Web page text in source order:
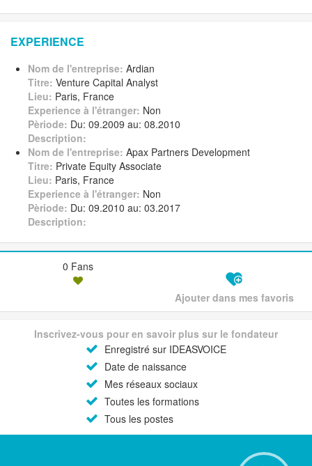
EXPERIENCE
Nom de l'entreprise: Ardian
Titre: Venture Capital Analyst
Lieu: Paris, France
Experience à l'étranger: Non
Pèriode: Du: 09.2009 au: 08.2010
Description:
Nom de l'entreprise: Apax Partners Development
Titre: Private Equity Associate
Lieu: Paris, France
Experience à l'étranger: Non
Pèriode: Du: 09.2010 au: 03.2017
Description:
0 Fans
Ajouter dans mes favoris
Inscrivez-vous pour en savoir plus sur le fondateur
Enregistré sur IDEASVOICE
Date de naissance
Mes réseaux sociaux
Toutes les formations
Tous les postes